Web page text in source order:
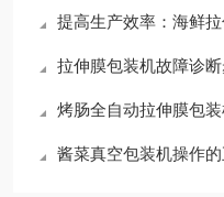
提高生产效率：海鲜
拉伸膜包装机故障诊
烤肠全自动拉伸膜包
酱菜真空包装机操作的